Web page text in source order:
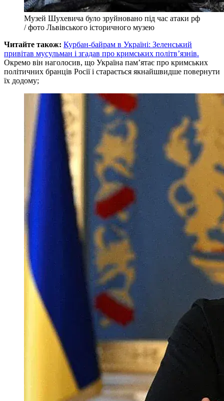
Музей Шухевича було зруйновано під час атаки рф
/ фото Львівського історичного музею
Читайте також: Курбан-байрам в Україні: Зеленський
привітав мусульман і згадав про кримських політв’язнів.
Окремо він наголосив, що Україна пам’ятає про кримських
політичних бранців Росії і старається якнайшвидше повернути
їх додому;